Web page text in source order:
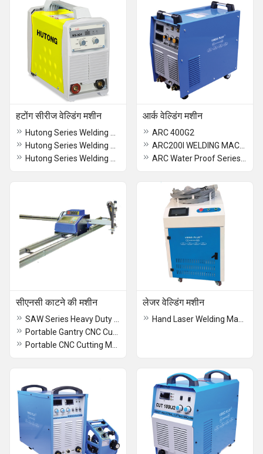
हटोंग सीरीज वेल्डिंग मशीन आर्क वेल्डिंग मशीन
ARC 400G2
सीएनसी काटने की मशीन लेजर वेल्डिंग मशीन